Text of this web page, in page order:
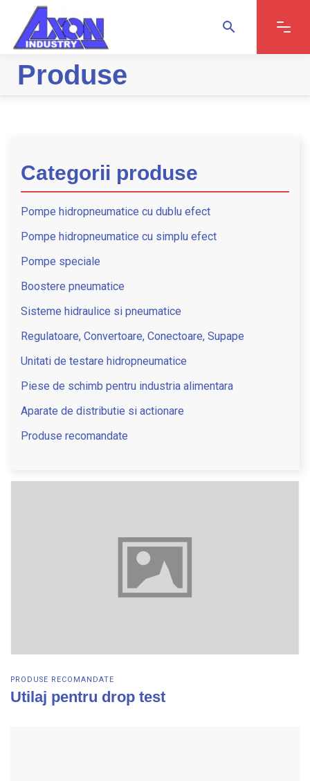
search search
Produse
Categorii produse
Pompe hidropneumatice cu dublu efect
Pompe hidropneumatice cu simplu efect
Pompe speciale
Boostere pneumatice
Sisteme hidraulice si pneumatice
Regulatoare, Convertoare, Conectoare, Supape
Unitati de testare hidropneumatice
Piese de schimb pentru industria alimentara
Aparate de distributie si actionare
Produse recomandate
PRODUSE RECOMANDATE
Utilaj pentru drop test